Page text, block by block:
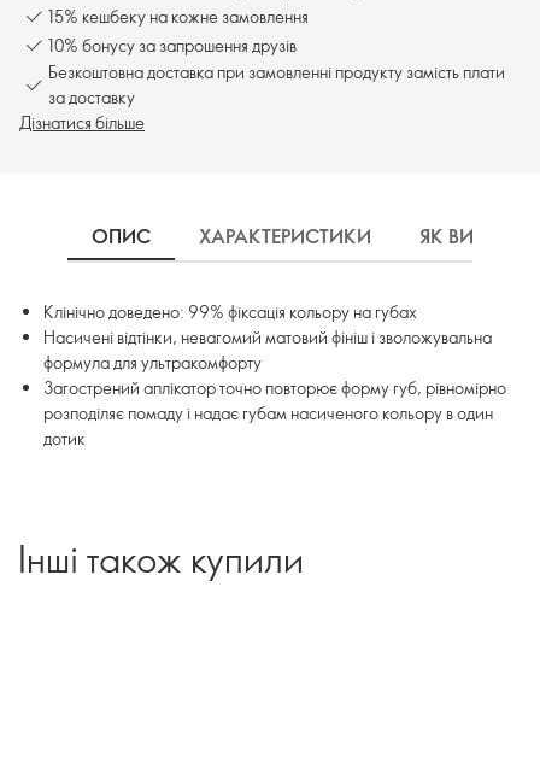
15% кешбеку на кожне замовлення
10% бонусу за запрошення друзів
Безкоштовна доставка при замовленні продукту замість плати
за доставку
Дізнатися більше
ОПИС ХАРАКТЕРИСТИКИ ЯК
Клінічно доведено: 99% фіксація кольору на губах
Насичені відтінки, невагомий матовий фініш і зволожувальна
формула для ультракомфорту
Загострений аплікатор точно повторює форму губ, рівномірно
розподіляє помаду і надає губам насиченого кольору в один
дотик
Інші також купили